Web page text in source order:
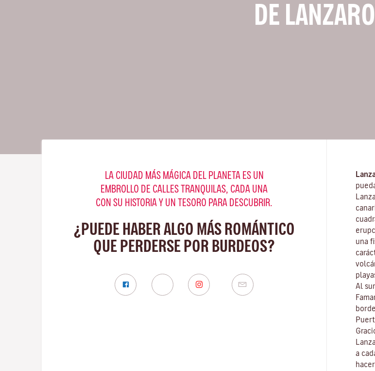
DE
LA CIUDAD MÁS MÁGICA DEL PLANETA ES UN
EMBROLLO DE CALLES TRANQUILAS, CADA UNA
CON SU HISTORIA Y UN TESORO PARA DESCUBRIR.
¿PUEDE HABER ALGO MÁS ROMÁNTICO
QUE PERDERSE POR BURDEOS?
una
Al
a